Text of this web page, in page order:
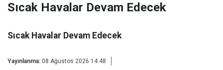
Sıcak Havalar Devam Edecek
Sıcak Havalar Devam Edecek
Yayınlanma: 08 Ağustos 2026 14:48